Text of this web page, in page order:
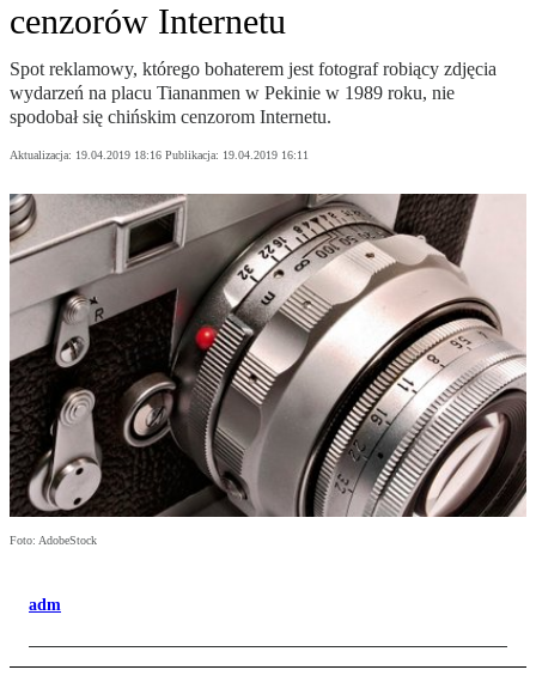
cenzorów Internetu
Spot reklamowy, którego bohaterem jest fotograf robiący zdjęcia
wydarzeń na placu Tiananmen w Pekinie w 1989 roku, nie
spodobał się chińskim cenzorom Internetu.
Aktualizacja: 19.04.2019 18:16 Publikacja: 19.04.2019 16:11
Foto: AdobeStock
adm